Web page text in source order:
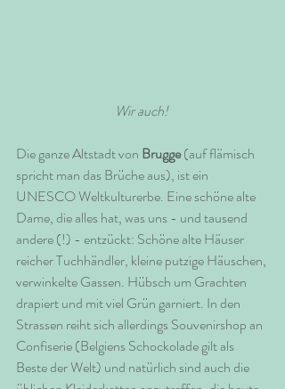
Wir auch!
Die ganze Altstadt von Brugge (auf flämisch
spricht man das Brüche aus), ist ein
UNESCO Weltkulturerbe. Eine schöne alte
Dame, die alles hat, was uns - und tausend
andere (!) - entzückt: Schöne alte Häuser
reicher Tuchhändler, kleine putzige Häuschen,
verwinkelte Gassen. Hübsch um Grachten
drapiert und mit viel Grün garniert. In den
Strassen reiht sich allerdings Souvenirshop an
Confiserie (Belgiens Schockolade gilt als
Beste der Welt) und natürlich sind auch die